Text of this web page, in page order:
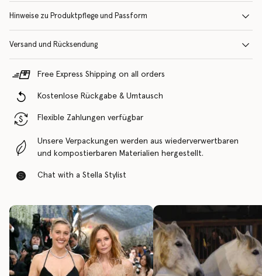
Hinweise zu Produktpflege und Passform
Versand und Rücksendung
Free Express Shipping on all orders
Kostenlose Rückgabe & Umtausch
Flexible Zahlungen verfügbar
Unsere Verpackungen werden aus wiederverwertbaren
und kompostierbaren Materialien hergestellt.
Chat with a Stella Stylist